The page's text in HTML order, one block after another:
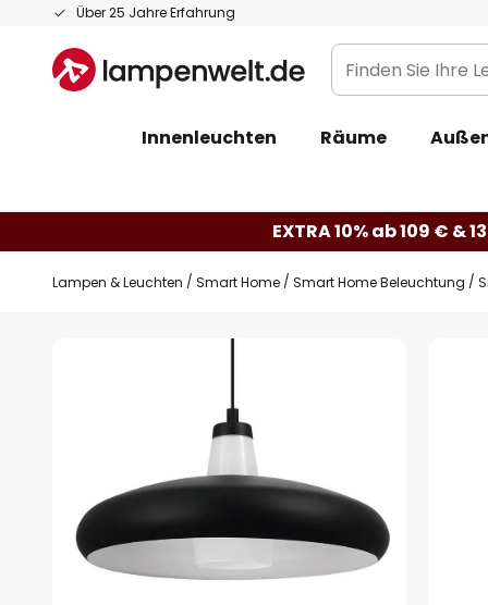
Über 25 Jahre Erfahrung
Zum
springen
Finden
Sie
Leuchte...
Innenleuchten Räume
EXTRA 10% ab 109 € &
Lampen & Leuchten Smart Home Smart Home Beleuchtung